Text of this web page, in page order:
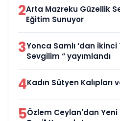
2Arta Mazreku Güzellik
Eğitim Sunuyor
3Yonca Samlı ‘dan İkinci
Sevgilim “ yayımlandı
4Kadın Sütyen Kalıpları
5Özlem Ceylan'dan